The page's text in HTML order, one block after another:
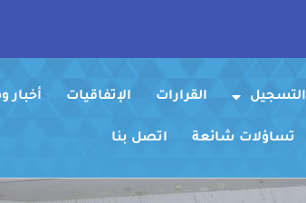
التسجيل القرارات الإتفاقيات
تساؤلات شائعة اتصل بنا